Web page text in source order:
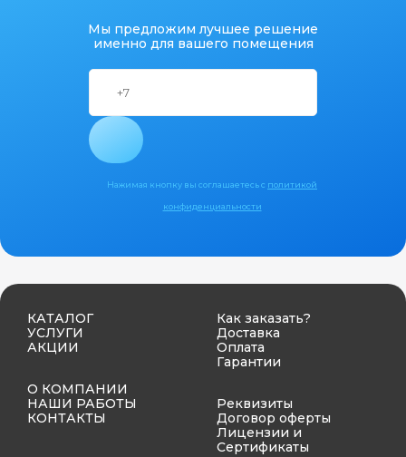
Мы предложим лучшее решение
именно для вашего помещения
Нажимая кнопку вы соглашаетесь с политикой
конфиденциальности
КАТАЛОГ
УСЛУГИ
АКЦИИ
О КОМПАНИИ
НАШИ РАБОТЫ
КОНТАКТЫ
Как заказать?
Доставка
Оплата
Гарантии
Реквизиты
Договор оферты
Лицензии и
Сертификаты